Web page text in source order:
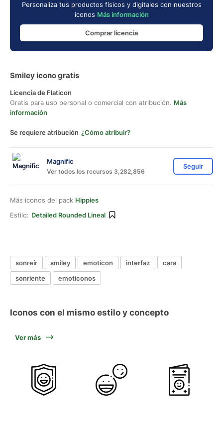
Personaliza tus productos físicos y digitales con nuestros
iconos Más información
Comprar licencia
Smiley icono gratis
Licencia de Flaticon
Gratis para uso personal o comercial con atribución. Más
información
Se requiere atribución ¿Cómo atribuir?
Magnific
Ver todos los recursos 3,282,856
Seguir
Más iconos del pack Hippies
Estilo: Detailed Rounded Lineal
sonreír smiley emoticon interfaz
cara
sonriente
emoticonos
Iconos con el mismo estilo y concepto
Ver más